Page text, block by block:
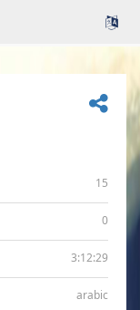
15
0
3:12:29
arabic